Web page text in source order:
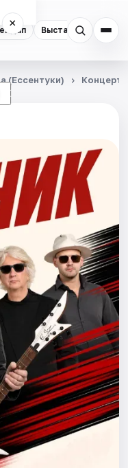
Выставки Спорт
×
☾
(Ессентуки)